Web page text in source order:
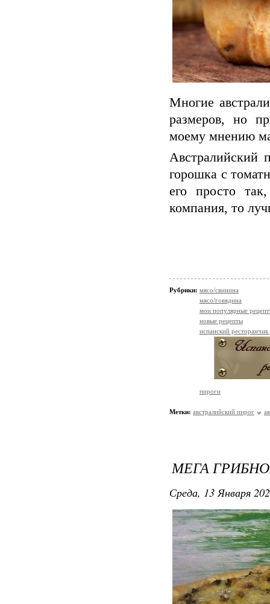
Многие
размеров, но
моему мнению
Австралийский
горошка с
его просто
компания, то
Рубрики: мясо/свинина
мясо/говядина
мои популярные
новые рецепты
испанский
пироги
Метки: австралийский пирог
МЕГА
Среда, 13 Января